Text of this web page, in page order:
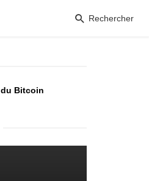
Rechercher
Bitcoin